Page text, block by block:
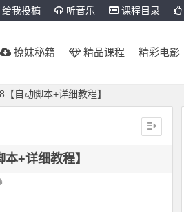
给我投稿 听音乐 课程目录
撩妹秘籍 精品课程 精彩电影
自动脚本+详细教程】
+详细教程】